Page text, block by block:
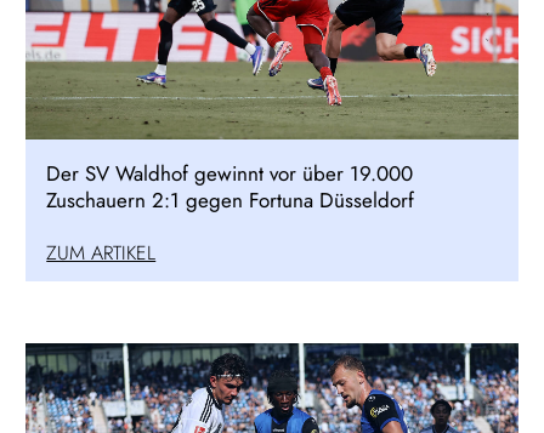
Der SV Waldhof gewinnt vor über 19.000
Zuschauern 2:1 gegen Fortuna Düsseldorf
ZUM ARTIKEL